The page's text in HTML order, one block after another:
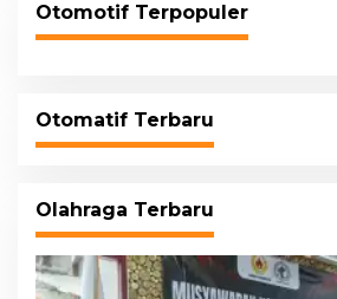
Otomotif Terpopuler
Otomatif Terbaru
Olahraga Terbaru